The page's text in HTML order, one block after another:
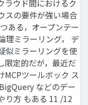
ラウド間におけるク
スの要件が強い場合
ある，オープンテー
理ミラーリング， デ
似ミラーリングを使
限定的だが，最近だ
MCPツールボック ス
などのデー
り方 もある 11 /12